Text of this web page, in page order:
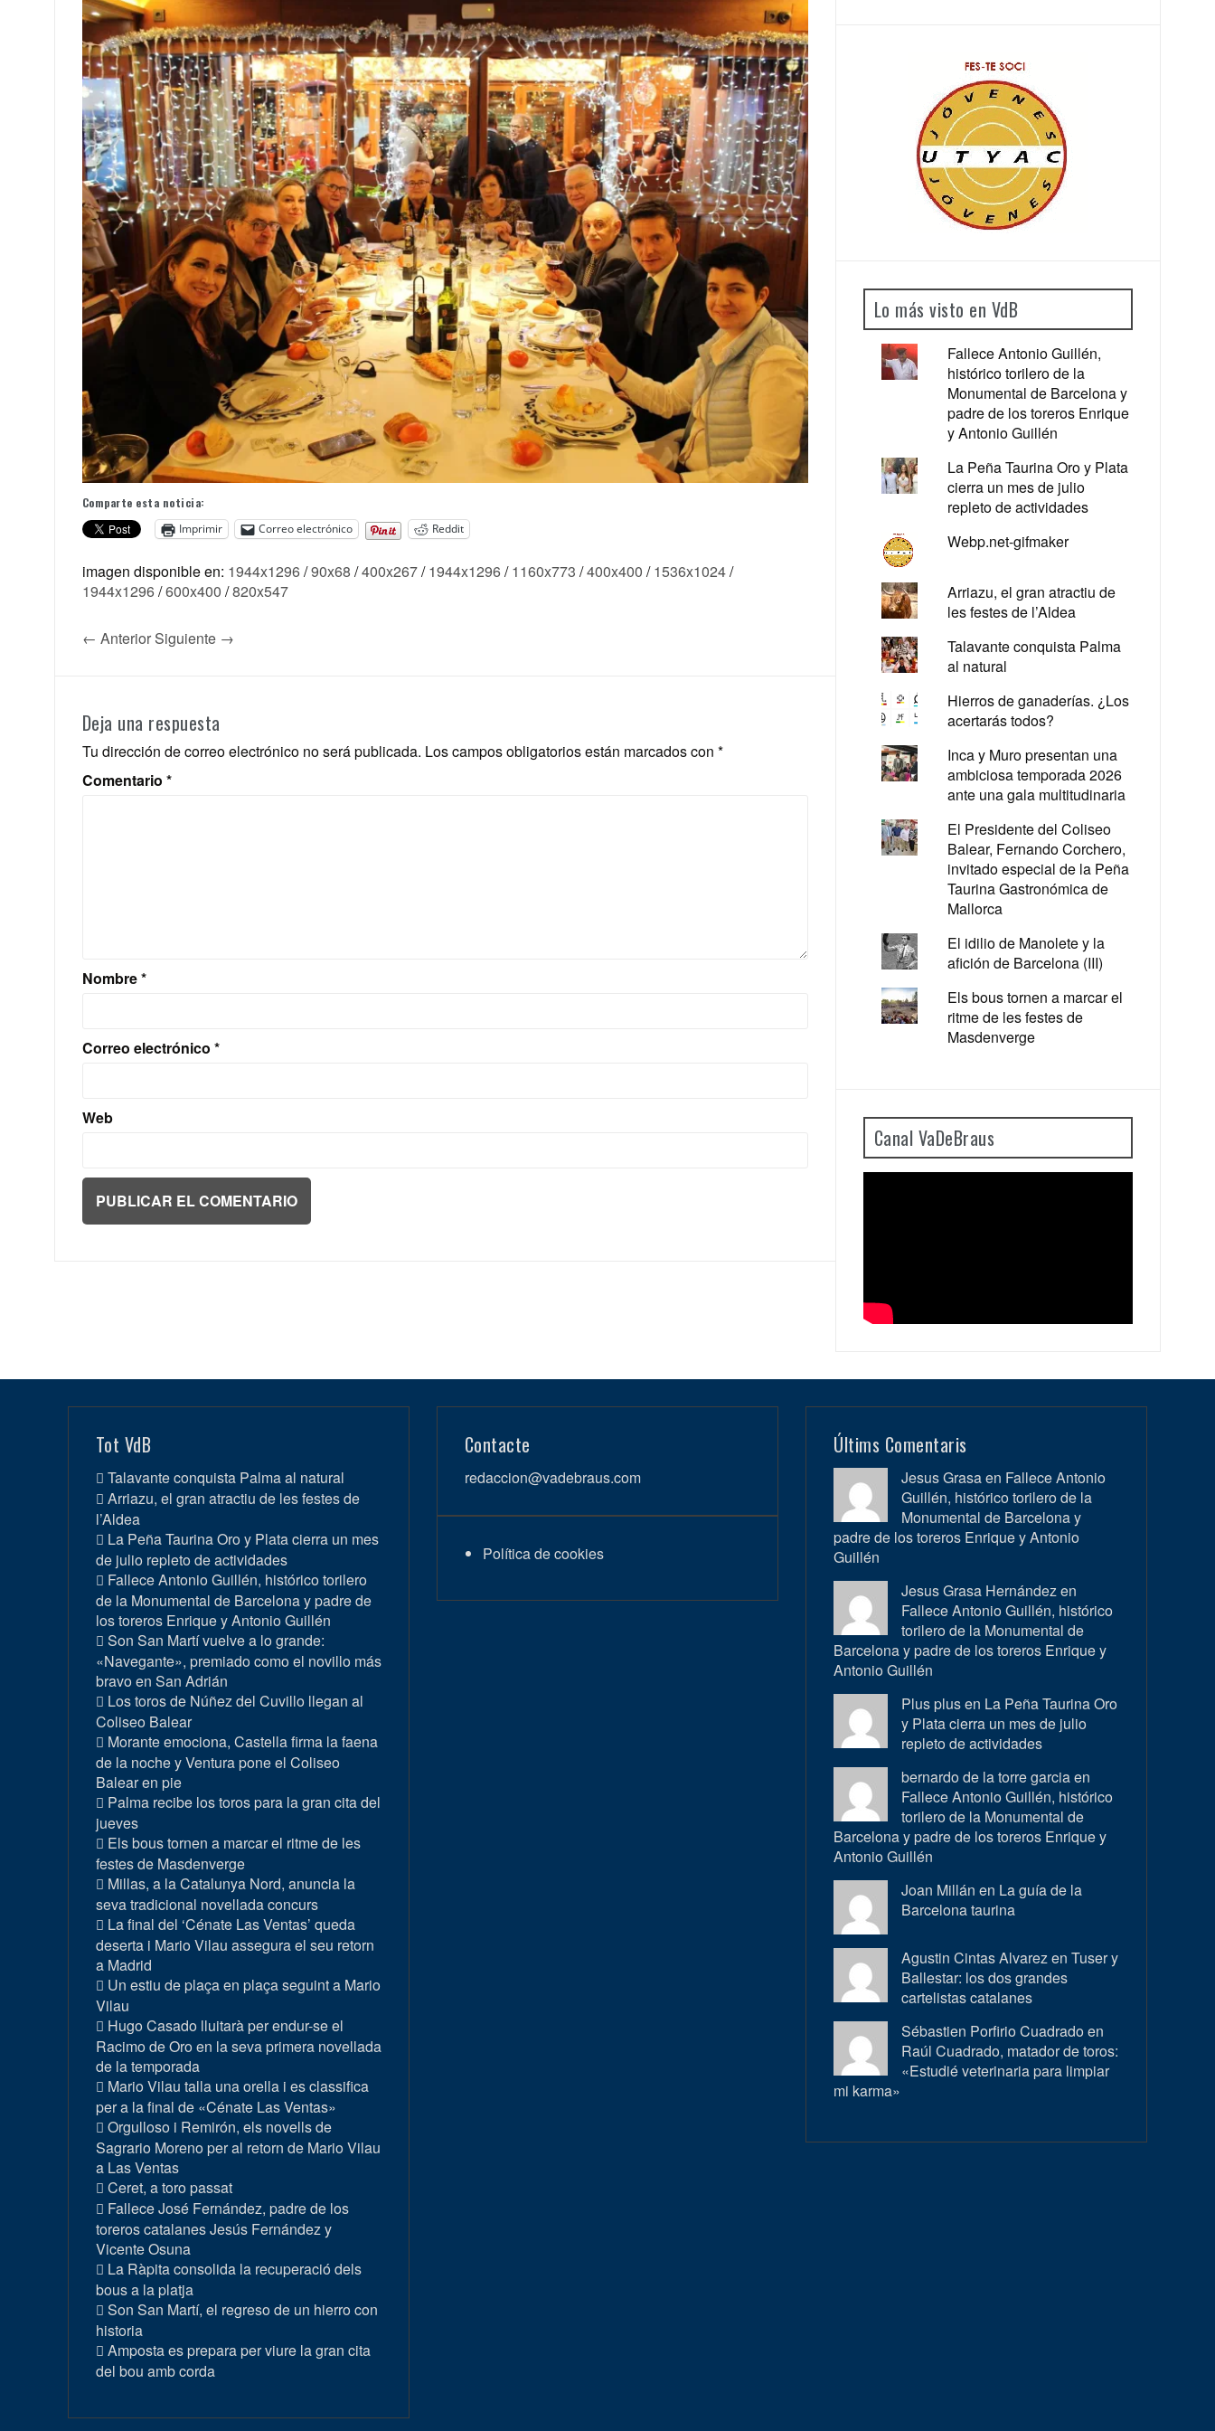
Comparte esta noticia:
Imprimir
Correo electrónico Reddit
imagen disponible en: 1944x1296/90x68 /400x267/1944x1296/1160x773 /400x400 /1536x1024/
1944x1296/600x400 /820x547
← Anterior Siguiente →
Deja una respuesta
Tu dirección de correo electrónico no será publicada. Los campos obligatorios están marcados con *
Comentario *
Nombre*
Correo electrónico *
Web
Lo más visto en VdB
Fallece Antonio Guillén,
histórico torilero de la
Monumental de Barcelona y
padre de los toreros Enrique
y Antonio Guillén
La Peña Taurina Oro y Plata
cierra un mes de julio
repleto de actividades
Webp.net-gifmaker
Arriazu, el gran atractiu de
les festes de l’Aldea
Talavante conquista Palma
al natural
Hierros de ganaderías. ¿Los
acertarás todos?
Inca y Muro presentan una
ambiciosa temporada 2026
ante una gala multitudinaria
El Presidente del Coliseo
Balear, Fernando Corchero,
invitado especial de la Peña
Taurina Gastronómica de
Mallorca
El idilio de Manolete y la
afición de Barcelona (III)
Els bous tornen a marcar el
ritme de les festes de
Masdenverge
Canal VaDeBraus
Tot VdB
Talavante conquista Palma al natural
Arriazu, el gran atractiu de les festes de
l’Aldea
La Peña Taurina Oro y Plata cierra un mes
de julio repleto de actividades
Fallece Antonio Guillén, histórico torilero
de la Monumental de Barcelona y padre de
los toreros Enrique y Antonio Guillén
Son San Martí vuelve a lo grande:
«Navegante», premiado como el novillo más
bravo en San Adrián
Los toros de Núñez del Cuvillo llegan al
Coliseo Balear
Morante emociona, Castella firma la faena
de la noche y Ventura pone el Coliseo
Balear en pie
Palma recibe los toros para la gran cita del
jueves
Els bous tornen a marcar el ritme de les
festes de Masdenverge
Millas, a la Catalunya Nord, anuncia la
seva tradicional novellada concurs
La final del ‘Cénate Las Ventas’ queda
deserta i Mario Vilau assegura el seu retorn
a Madrid
Un estiu de plaça en plaça seguint a Mario
Vilau
Hugo Casado lluitarà per endur-se el
Racimo de Oro en la seva primera novellada
de la temporada
Mario Vilau talla una orella i es classifica
per a la final de «Cénate Las Ventas»
Orgulloso i Remirón, els novells de
Sagrario Moreno per al retorn de Mario Vilau
a Las Ventas
Ceret, a toro passat
Fallece José Fernández, padre de los
toreros catalanes Jesús Fernández y
Vicente Osuna
La Ràpita consolida la recuperació dels
bous a la platja
Son San Martí, el regreso de un hierro con
historia
Amposta es prepara per viure la gran cita
del bou amb corda
Contacte
redaccion@vadebraus.com
Política de cookies
Últims Comentaris
Jesus Grasa en Fallece Antonio
Guillén, histórico torilero de la
Monumental de Barcelona y
padre de los toreros Enrique y Antonio
Guillén
Jesus Grasa Hernández en
Fallece Antonio Guillén, histórico
torilero de la Monumental de
Barcelona y padre de los toreros Enrique y
Antonio Guillén
Plus plus en La Peña Taurina Oro
y Plata cierra un mes de julio
repleto de actividades
bernardo de la torre garcia en
Fallece Antonio Guillén, histórico
torilero de la Monumental de
Barcelona y padre de los toreros Enrique y
Antonio Guillén
Joan Millán en La guía de la
Barcelona taurina
Agustin Cintas Alvarez enTuser y
Ballestar: los dos grandes
cartelistas catalanes
Sébastien Porfirio Cuadrado en
Raúl Cuadrado, matador de toros:
«Estudié veterinaria para limpiar
mi karma»